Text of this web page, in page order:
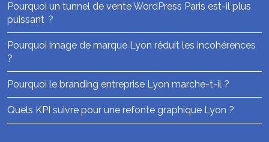
Pourquoi un tunnel de vente WordPress Paris est-il plus
puissant ?
Pourquoi image de marque Lyon réduit les incohérences
?
Pourquoi le branding entreprise Lyon marche-t-il ?
Quels KPI suivre pour une refonte graphique Lyon ?